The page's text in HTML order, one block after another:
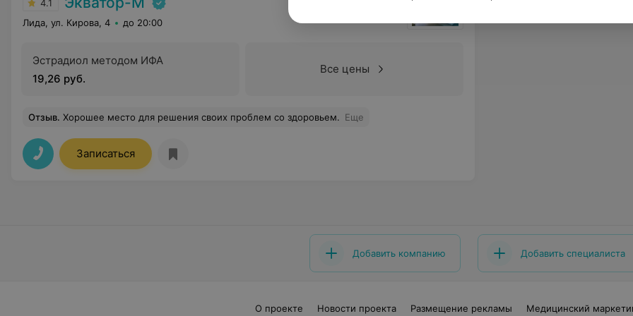
4.1
Лида, ул. Кирова, 4 до 20:00
Эстрадиол методом ИФА
19,26 руб.
Все цены
Отзыв. Хорошее место для решения своих проблем со здоровьем. Еще
Записаться
Добавить компанию Добавить специалиста
О проекте Новости проекта Размещение рекламы Медицинский